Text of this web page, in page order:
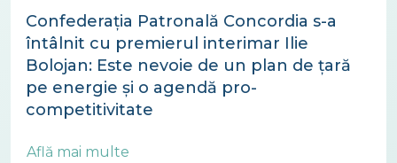
Confederația Patronală Concordia s-a
întâlnit cu premierul interimar Ilie
Bolojan: Este nevoie de un plan de țară
pe energie și o agendă pro-
competitivitate
Află mai multe